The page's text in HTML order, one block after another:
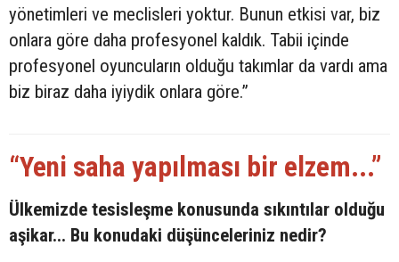
yönetimleri ve meclisleri yoktur. Bunun etkisi var, biz
onlara göre daha profesyonel kaldık. Tabii içinde
profesyonel oyuncuların olduğu takımlar da vardı ama
biz biraz daha iyiydik onlara göre.”
“Yeni saha yapılması bir elzem...”
Ülkemizde tesisleşme konusunda sıkıntılar olduğu
aşikar... Bu konudaki düşünceleriniz nedir?